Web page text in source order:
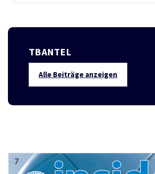
TBANTEL
Alle Beiträge anzeigen